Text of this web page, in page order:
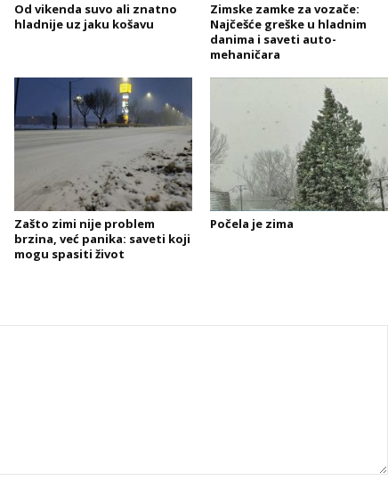
Od vikenda suvo ali znatno
hladnije uz jaku košavu
Zimske zamke za vozače:
Najčešće greške u hladnim
danima i saveti auto-
mehaničara
Zašto zimi nije problem
brzina, već panika: saveti koji
mogu spasiti život
Počela je zima